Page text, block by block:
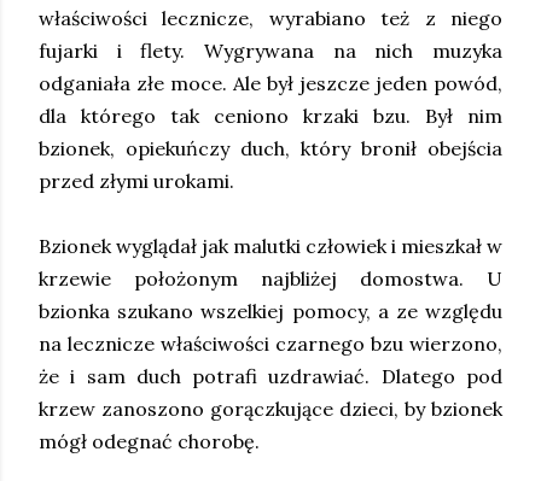
właściwości lecznicze, wyrabiano też z niego
fujarki i flety. Wygrywana na nich muzyka
odganiała złe moce. Ale był jeszcze jeden powód,
dla którego tak ceniono krzaki bzu. Był nim
bzionek, opiekuńczy duch, który bronił obejścia
przed złymi urokami.
Bzionek wyglądał jak malutki człowiek i mieszkał w
krzewie położonym najbliżej domostwa. U
bzionka szukano wszelkiej pomocy, a ze względu
na lecznicze właściwości czarnego bzu wierzono,
że i sam duch potrafi uzdrawiać. Dlatego pod
krzew zanoszono gorączkujące dzieci, by bzionek
mógł odegnać chorobę.